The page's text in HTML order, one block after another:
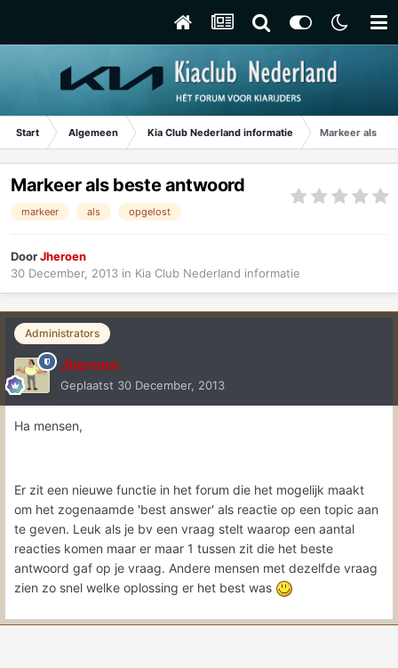
Start Algemeen Kia Club Nederland informatie Markeer als
Markeer als beste antwoord
markeer als opgelost
DoorJheroen
30 December, 2013 in Kia Club Nederland informatie
Administrators
Jheroen
Geplaatst 30 December, 2013
Ha mensen,
Er zit een nieuwe functie in het forum die het mogelijk maakt
om het zogenaamde 'best answer' als reactie op een topic aan
te geven. Leuk als je bv een vraag stelt waarop een aantal
reacties komen maar er maar 1 tussen zit die het beste
antwoord gaf op je vraag. Andere mensen met dezelfde vraag
zien zo snel welke oplossing er het best was